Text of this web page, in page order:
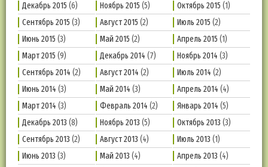
Декабрь 2015 (6) Ноябрь 2015 (5) Октябрь 2015 (1)
Сентябрь 2015 (3) Август 2015 (2) Июль 2015 (2)
Июнь 2015 (3) Май 2015 (2) Апрель 2015 (1)
Март 2015 (9) Декабрь 2014 (7) Ноябрь 2014 (3)
Сентябрь 2014 (2) Август 2014 (2) Июль 2014 (2)
Июнь 2014 (3) Май 2014 (3) Апрель 2014 (4)
Март 2014 (3) Февраль 2014 (2) Январь 2014 (5)
Декабрь 2013 (8) Ноябрь 2013 (5) Октябрь 2013 (3)
Сентябрь 2013 (2) Август 2013 (4) Июль 2013 (1)
Июнь 2013 (3) Май 2013 (4) Апрель 2013 (4)